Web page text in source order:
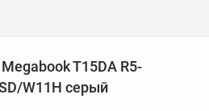
T15DA R5-
W11H серый